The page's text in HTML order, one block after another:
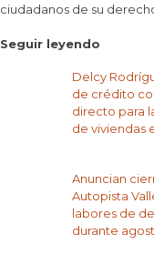
ciudadanos de su
Seguir leyendo
Delcy
de crédito
directo para
de viviendas
Anuncian
Autopista
labores de
durante